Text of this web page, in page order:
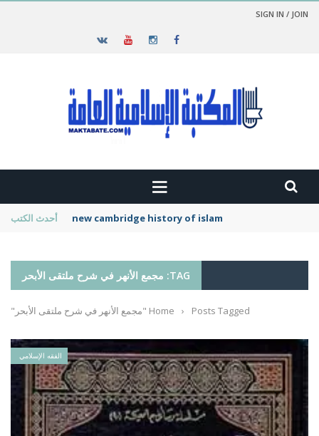
SIGN IN / JOIN
أحدث الكتب new cambridge history of islam
TAG: مجمع الأنهر في شرح ملتقى الأبحر
Home › Posts Tagged "مجمع الأنهر في شرح ملتقى الأبحر"
الفقه الإسلامي